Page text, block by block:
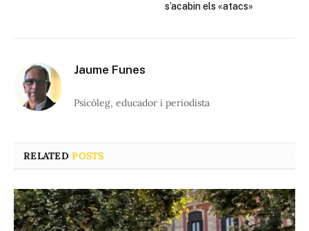
s’acabin els «atacs»
Jaume Funes
Psicòleg, educador i periodista
RELATEDPOSTS